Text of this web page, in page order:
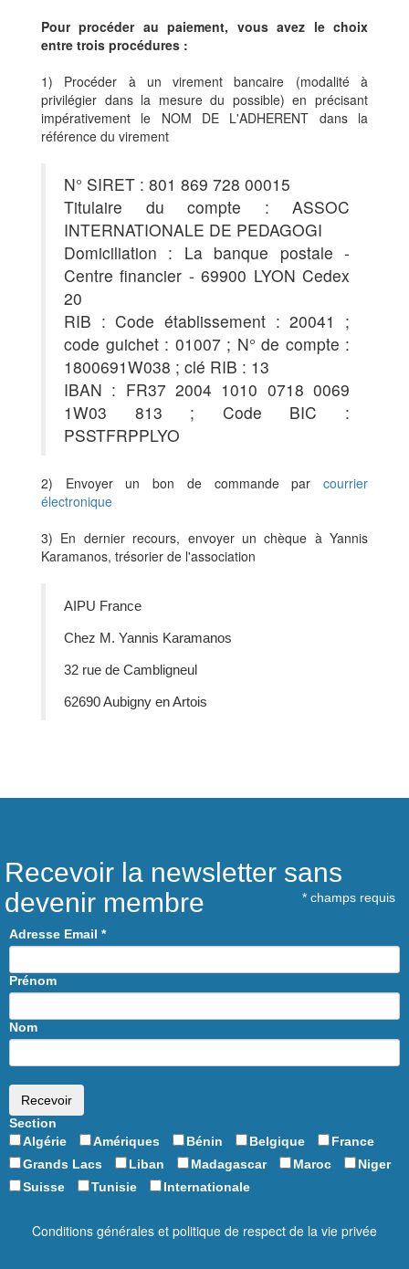
Pour procéder au paiement, vous avez le choix
entre trois procédures :
1) Procéder à un virement bancaire (modalité à
privilégier dans la mesure du possible) en précisant
impérativement le NOM DE L'ADHERENT dans la
référence du virement
N° SIRET : 801 869 728 00015
Titulaire du compte : ASSOC
INTERNATIONALE DE PEDAGOGI
Domiciliation : La banque postale -
Centre financier - 69900 LYON Cedex
20
RIB : Code établissement : 20041 ;
code guichet : 01007 ; N° de compte :
1800691W038 ; clé RIB : 13
IBAN : FR37 2004 1010 0718 0069
1W03 813 ; Code BIC :
PSSTFRPPLYO
2) Envoyer un bon de commande par courrier
électronique
3) En dernier recours, envoyer un chèque à Yannis
Karamanos, trésorier de l'association
AIPU France
Chez M. Yannis Karamanos
32 rue de Cambligneul
62690 Aubigny en Artois
Recevoir la newsletter sans
devenir membre
* champs requis
Adresse Email *
Prénom
Nom
Section
Algérie
Amériques Bénin Belgique
France
Grands Lacs
Liban Madagascar Maroc
Niger
Suisse
Tunisie Internationale
Conditions générales et politique de respect de la vie privée